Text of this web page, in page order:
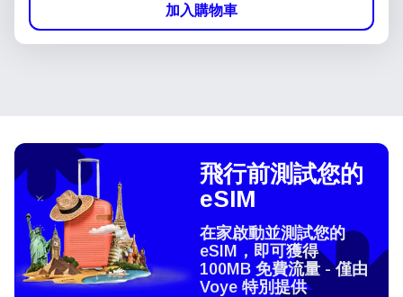
加入購物車
飛行前測試您的
eSIM
在家啟動並測試您的
eSIM，即可獲得
100MB 免費流量 - 僅由
Voye 特別提供